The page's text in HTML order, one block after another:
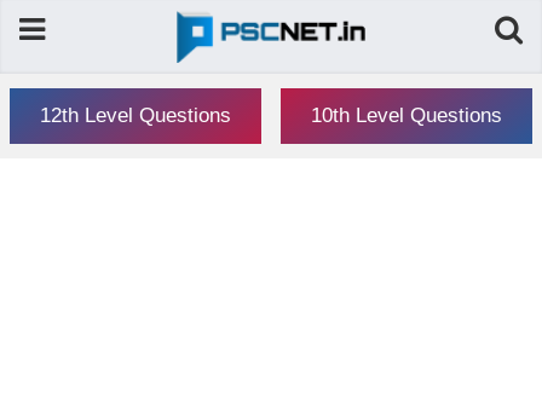
12th Level Questions 10th Level Questions